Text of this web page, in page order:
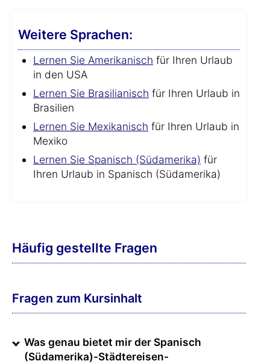
Weitere Sprachen:
Lernen Sie Amerikanisch für Ihren Urlaub
in den USA
Lernen Sie Brasilianisch für Ihren Urlaub in
Brasilien
Lernen Sie Mexikanisch für Ihren Urlaub in
Mexiko
Lernen Sie Spanisch (Südamerika) für
Ihren Urlaub in Spanisch (Südamerika)
Häufig gestellte Fragen
Fragen zum Kursinhalt
Was genau bietet mir der Spanisch
(Südamerika)-Städtereisen-